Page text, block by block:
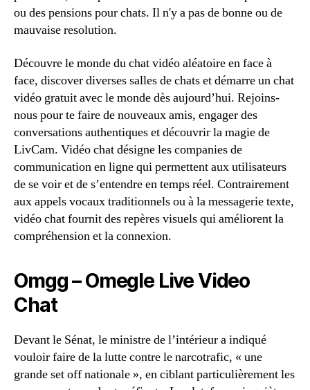
ou des pensions pour chats. Il n'y a pas de bonne ou de
mauvaise resolution.
Découvre le monde du chat vidéo aléatoire en face à
face, discover diverses salles de chats et démarre un chat
vidéo gratuit avec le monde dès aujourd’hui. Rejoins-
nous pour te faire de nouveaux amis, engager des
conversations authentiques et découvrir la magie de
LivCam. Vidéo chat désigne les companies de
communication en ligne qui permettent aux utilisateurs
de se voir et de s’entendre en temps réel. Contrairement
aux appels vocaux traditionnels ou à la messagerie texte,
vidéo chat fournit des repères visuels qui améliorent la
compréhension et la connexion.
Omgg – Omegle Live Video
Chat
Devant le Sénat, le ministre de l’intérieur a indiqué
vouloir faire de la lutte contre le narcotrafic, « une
grande set off nationale », en ciblant particulièrement les